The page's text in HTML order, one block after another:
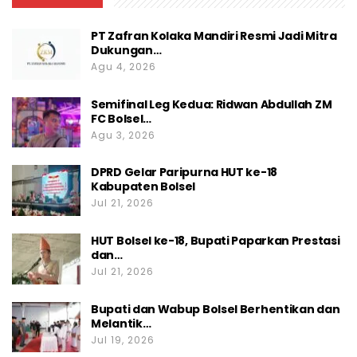
PT Zafran Kolaka Mandiri Resmi Jadi Mitra
Dukungan…
Agu 4, 2026
Semifinal Leg Kedua: Ridwan Abdullah ZM
FC Bolsel…
Agu 3, 2026
DPRD Gelar Paripurna HUT ke-18
Kabupaten Bolsel
Jul 21, 2026
HUT Bolsel ke-18, Bupati Paparkan Prestasi
dan…
Jul 21, 2026
Bupati dan Wabup Bolsel Berhentikan dan
Melantik…
Jul 19, 2026